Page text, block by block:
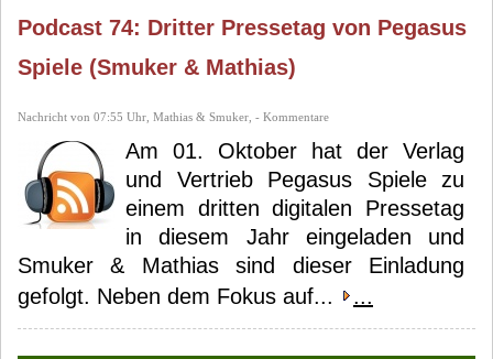
Podcast 74: Dritter Pressetag von Pegasus
Spiele (Smuker & Mathias)
Nachricht von 07:55 Uhr, Mathias & Smuker, - Kommentare
Am 01. Oktober hat der Verlag
und Vertrieb Pegasus Spiele zu
einem dritten digitalen Pressetag
in diesem Jahr eingeladen und
Smuker & Mathias sind dieser Einladung
gefolgt. Neben dem Fokus auf...
...